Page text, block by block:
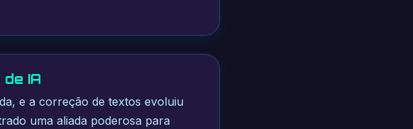
IA
e a correção de textos evoluiu
uma aliada poderosa para